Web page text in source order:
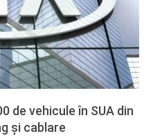
de vehicule în SUA din
și cablare